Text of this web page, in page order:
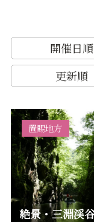
開催日順
更新順
置賜地方